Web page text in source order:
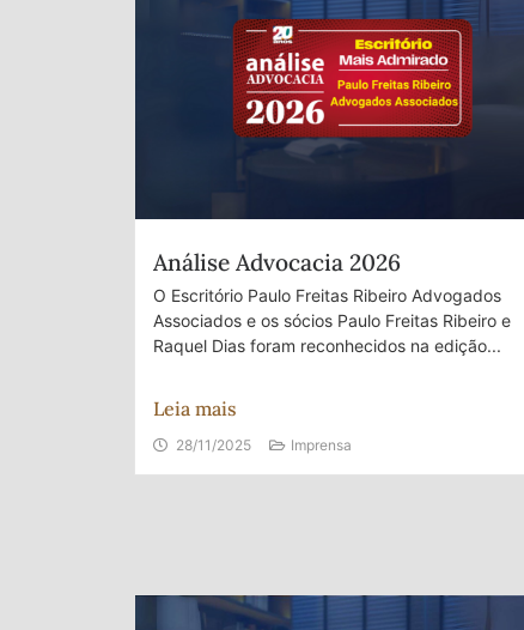
Análise Advocacia 2026
O Escritório Paulo Freitas Ribeiro Advogados
Associados e os sócios Paulo Freitas Ribeiro e
Raquel Dias foram reconhecidos na edição...
Leia mais
28/11/2025 Imprensa